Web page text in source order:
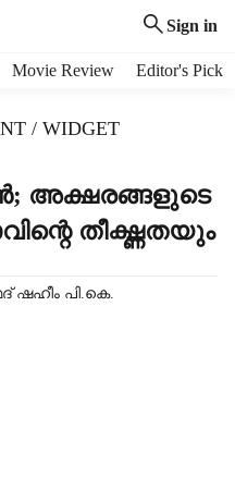
Sign in
Movie Review Editor's Pick
/ WIDGET
അക്ഷരങ്ങളുടെ
തീക്ഷ്ണതയും
ഷഹീം പി.കെ.